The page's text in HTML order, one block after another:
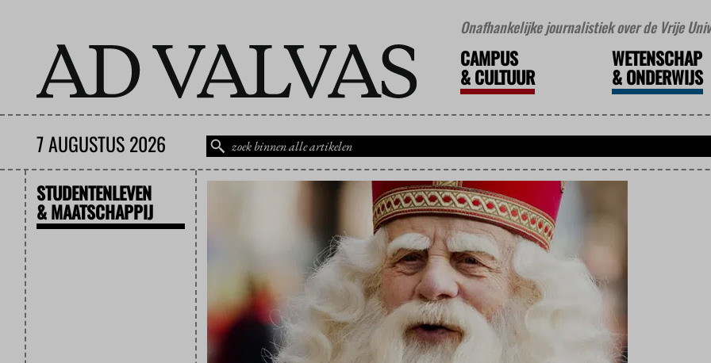
Onafhankelijke journalistiek over de Vrije
CAMPUS
&CULTUUR
WETENSCHAP
&ONDERWIJS
7 AUGUSTUS 2026
STUDENTENLEVEN
& MAATSCHAPPIJ